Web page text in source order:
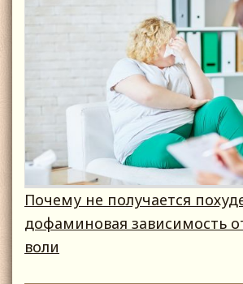
Почему не получается
дофаминовая зависимость
воли